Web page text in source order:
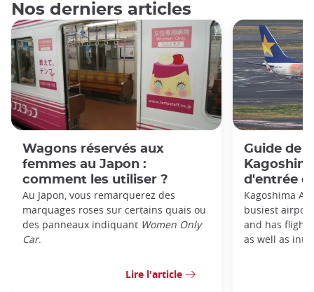
Nos derniers articles
Wagons réservés aux
femmes au Japon :
comment les utiliser ?
Au Japon, vous remarquerez des
marquages roses sur certains quais ou
des panneaux indiquant Women Only
Car.
Lire l'article
Guide de
d'entrée
Kagoshima
busiest
and has flights
as well as